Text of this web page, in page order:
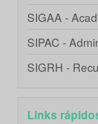
SIGAA -
SIPAC -
SIGRH -
Links